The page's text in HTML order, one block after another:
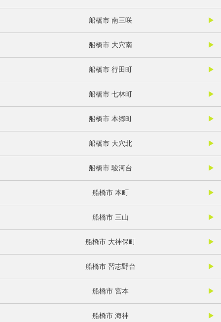
船橋市 南三咲
船橋市 大穴南
船橋市 行田町
船橋市 七林町
船橋市 本郷町
船橋市 大穴北
船橋市 駿河台
船橋市 本町
船橋市 三山
船橋市 大神保町
船橋市 習志野台
船橋市 宮本
船橋市 海神